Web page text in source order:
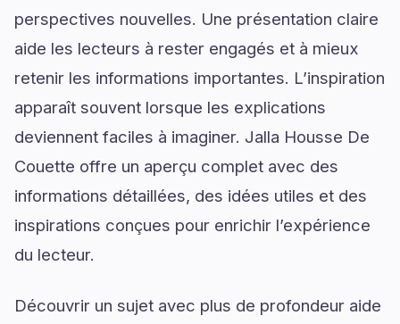
perspectives nouvelles. Une présentation claire
aide les lecteurs à rester engagés et à mieux
retenir les informations importantes. L’inspiration
apparaît souvent lorsque les explications
deviennent faciles à imaginer. Jalla Housse De
Couette offre un aperçu complet avec des
informations détaillées, des idées utiles et des
inspirations conçues pour enrichir l’expérience
du lecteur.
Découvrir un sujet avec plus de profondeur aide